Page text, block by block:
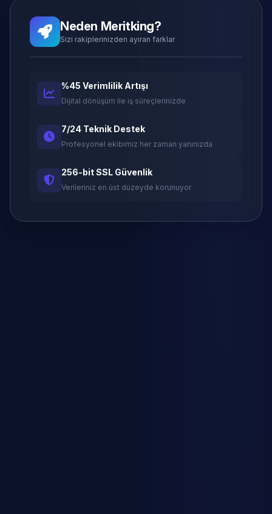
Neden Meritking?
Sizi rakiplerinizden ayıran farklar
%45 Verimlilik Artışı
Dijital dönüşüm ile iş süreçlerinizde
7/24 Teknik Destek
Profesyonel ekibimiz her zaman yanınızda
256-bit SSL Güvenlik
Verileriniz en üst düzeyde korunuyor